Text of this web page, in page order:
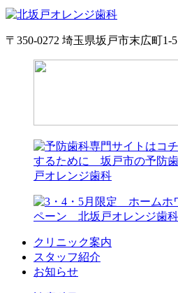
〒350-0272 埼玉県坂戸市末広町1-5
クリニック案内
スタッフ紹介
お知らせ